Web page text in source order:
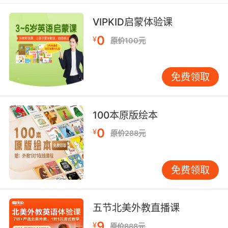
懂，其中涉及到了多个角色，家长可以和孩子玩角色扮演，是
很棒的亲子互动方式哦~
来认识一下今天讲故事的北美外教 Heidi D老师！
Heidi D老师来自美国，毕业于Azusa Pacific University，获得
了人文学科学士学位。Heidi老师曾在公立幼儿园教了六年二年
级的学生，在过去的十年里她一直在家里教她的4个孩子。
Heidi老师业余时间还喜欢唱歌、表演、烹饪、打网球和滑水运
动。
VIPKID启蒙体验课
¥0 原价100元
免费领取
100本原版绘本
¥0 原价288元
免费领取
五节北美外教直播课
¥ 原价888元